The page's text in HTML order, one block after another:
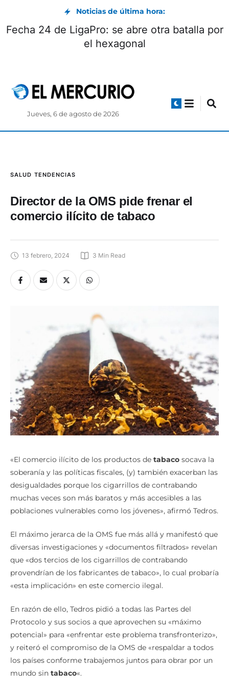
Noticias de última hora:
Fecha 24 de LigaPro: se abre otra batalla por
el hexagonal
Jueves, 6 de agosto de 2026
SALUD TENDENCIAS
Director de la OMS pide frenar el
comercio ilícito de tabaco
13 febrero, 2024 3 Min Read
«El comercio ilícito de los productos de tabaco socava la
soberanía y las políticas fiscales, (y) también exacerban las
desigualdades porque los cigarrillos de contrabando
muchas veces son más baratos y más accesibles a las
poblaciones vulnerables como los jóvenes», afirmó Tedros.
El máximo jerarca de la OMS fue más allá y manifestó que
diversas investigaciones y «documentos filtrados» revelan
que «dos tercios de los cigarrillos de contrabando
provendrían de los fabricantes de tabaco», lo cual probaría
«esta implicación» en este comercio ilegal.
En razón de ello, Tedros pidió a todas las Partes del
Protocolo y sus socios a que aprovechen su «máximo
potencial» para «enfrentar este problema transfronterizo»,
y reiteró el compromiso de la OMS de «respaldar a todos
los países conforme trabajemos juntos para obrar por un
mundo sin tabaco«.